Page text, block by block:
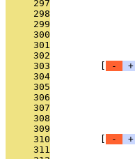
     297
     298
     299
     300
     301
     302
     303
- +
     304
     305
     306
     307
     308
     309
     310
- +
     311